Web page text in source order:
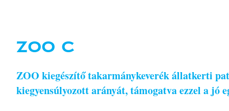
ZOO C
ZOO kiegészítő takarmánykeverék állatkerti
kiegyensúlyozott arányát, támogatva ezzel a jó